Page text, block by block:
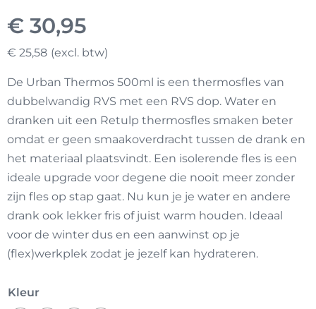
€ 30,95
€ 25,58
De Urban Thermos 500ml is een thermosfles van
dubbelwandig RVS met een RVS dop. Water en
dranken uit een Retulp thermosfles smaken beter
omdat er geen smaakoverdracht tussen de drank en
het materiaal plaatsvindt. Een isolerende fles is een
ideale upgrade voor degene die nooit meer zonder
zijn fles op stap gaat. Nu kun je je water en andere
drank ook lekker fris of juist warm houden. Ideaal
voor de winter dus en een aanwinst op je
(flex)werkplek zodat je jezelf kan hydrateren.
Kleur